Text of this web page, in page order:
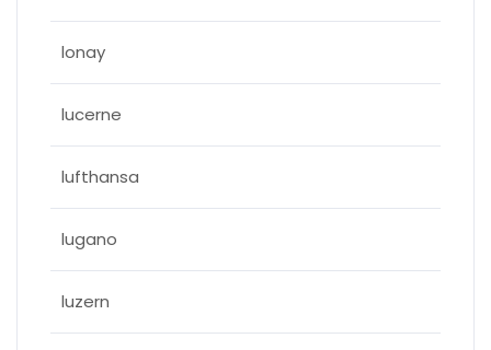
lonay
lucerne
lufthansa
lugano
luzern